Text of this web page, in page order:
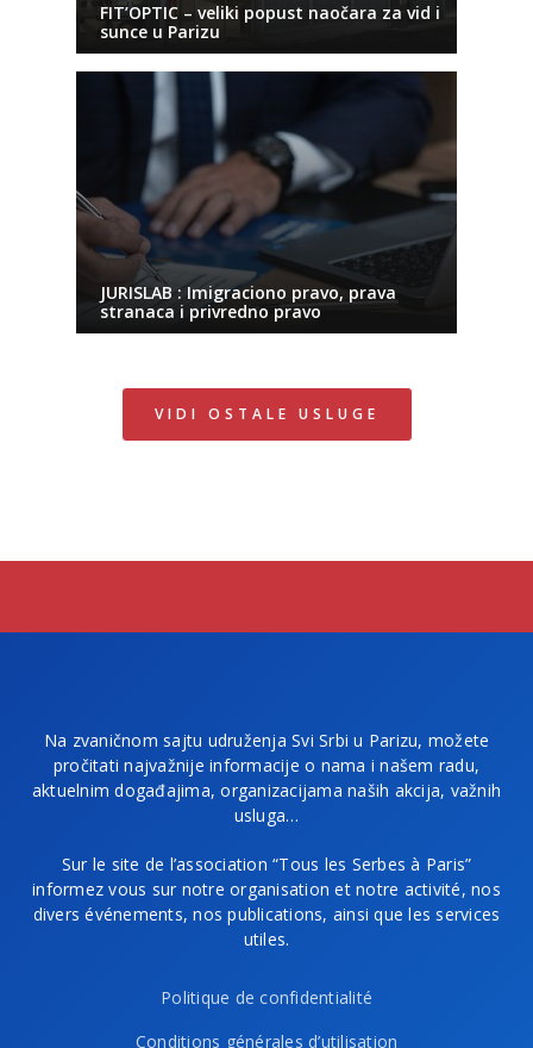
FIT’OPTIC – veliki popust naočara za vid i
sunce u Parizu
JURISLAB : Imigraciono pravo, prava
stranaca i privredno pravo
VIDI OSTALE USLUGE
Na zvaničnom sajtu udruženja Svi Srbi u Parizu, možete
pročitati najvažnije informacije o nama i našem radu,
aktuelnim događajima, organizacijama naših akcija, važnih
usluga…
Sur le site de l’association “Tous les Serbes à Paris”
informez vous sur notre organisation et notre activité, nos
divers événements, nos publications, ainsi que les services
utiles.
Politique de confidentialité
Conditions générales d’utilisation